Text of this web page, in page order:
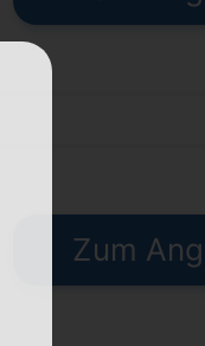
Zum